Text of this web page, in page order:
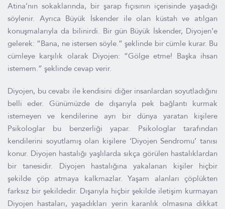
Atina’nın sokaklarında, bir şarap fıçısının içerisinde yaşadığı
söylenir. Ayrıca Büyük İskender ile olan küstah ve atılgan
konuşmalarıyla da bilinirdi. Bir gün Büyük İskender, Diyojen’e
gelerek: “Bana, ne istersen söyle.” şeklinde bir cümle kurar. Bu
cümleye karşılık olarak Diyojen: “Gölge etme! Başka ihsan
istemem.” şeklinde cevap verir.
Diyojen, bu cevabı ile kendisini diğer insanlardan soyutladığını
belli eder. Günümüzde de dışarıyla pek bağlantı kurmak
istemeyen ve kendilerine ayrı bir dünya yaratan kişilere
Psikologlar bu benzerliği yapar. Psikologlar tarafından
kendilerini soyutlamış olan kişilere ‘Diyojen Sendromu’ tanısı
konur. Diyojen hastalığı yaşlılarda sıkça görülen hastalıklardan
bir tanesidir. Diyojen hastalığına yakalanan kişiler hiçbir
şekilde çöp atmaya kalkmazlar. Yaşam alanları çöplükten
farksız bir şekildedir. Dışarıyla hiçbir şekilde iletişim kurmayan
Diyojen hastaları, yaşadıkları yerin karanlık olmasına dikkat